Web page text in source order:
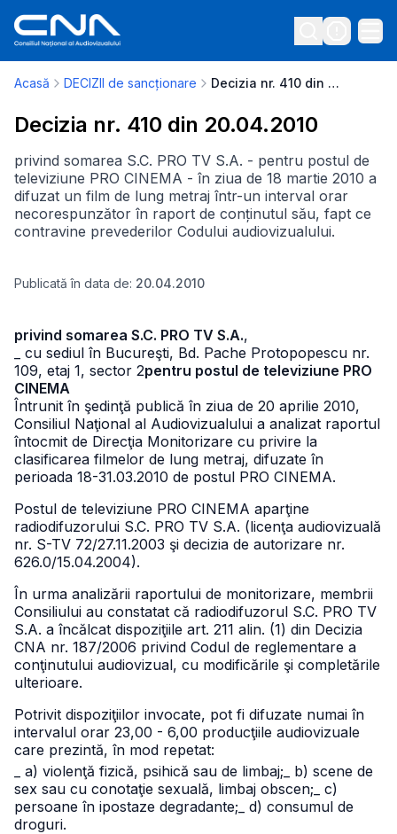
Acasă DECIZII de sancționare Decizia nr. 410 din 20.04.2010
Decizia nr. 410 din 20.04.2010
privind somarea S.C. PRO TV S.A. - pentru postul de
televiziune PRO CINEMA - în ziua de 18 martie 2010 a
difuzat un film de lung metraj într-un interval orar
necorespunzător în raport de conținutul său, fapt ce
contravine prevederilor Codului audiovizualului.
Publicată în data de: 20.04.2010
privind somarea S.C. PRO TV S.A.,
_ cu sediul în Bucureşti, Bd. Pache Protopopescu nr.
109, etaj 1, sector 2pentru postul de televiziune PRO
CINEMA
Întrunit în şedinţă publică în ziua de 20 aprilie 2010,
Consiliul Naţional al Audiovizualului a analizat raportul
întocmit de Direcţia Monitorizare cu privire la
clasificarea filmelor de lung metraj, difuzate în
perioada 18-31.03.2010 de postul PRO CINEMA.
Postul de televiziune PRO CINEMA aparţine
radiodifuzorului S.C. PRO TV S.A. (licenţa audiovizuală
nr. S-TV 72/27.11.2003 şi decizia de autorizare nr.
626.0/15.04.2004).
În urma analizării raportului de monitorizare, membrii
Consiliului au constatat că radiodifuzorul S.C. PRO TV
S.A. a încălcat dispoziţiile art. 211 alin. (1) din Decizia
CNA nr. 187/2006 privind Codul de reglementare a
conţinutului audiovizual, cu modificările şi completările
ulterioare.
Potrivit dispoziţiilor invocate, pot fi difuzate numai în
intervalul orar 23,00 - 6,00 producţiile audiovizuale
care prezintă, în mod repetat:
_ a) violenţă fizică, psihică sau de limbaj; _ b) scene de
sex sau cu conotaţie sexuală, limbaj obscen; _ c)
persoane în ipostaze degradante; _ d) consumul de
droguri.